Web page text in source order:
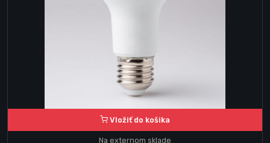
Vložiť do košika
Na externom sklade